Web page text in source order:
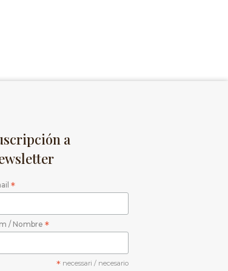
a
*
/ Nombre *
* necessari / necesario